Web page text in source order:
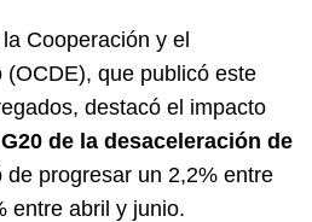
Cooperación y el
(OCDE), que publicó este
destacó el impacto
de la desaceleración de
de progresar un 2,2% entre
entre abril y junio.